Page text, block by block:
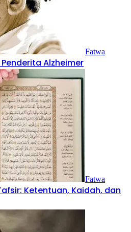
Fatwa
Alzheimer
Fatwa
Ketentuan, Kaidah, dan